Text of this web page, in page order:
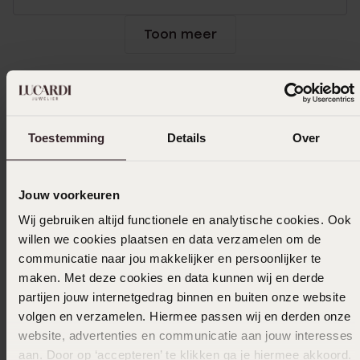
Toestemming Details Over
Jouw voorkeuren
Wij gebruiken altijd functionele en analytische cookies. Ook
willen we cookies plaatsen en data verzamelen om de
communicatie naar jou makkelijker en persoonlijker te
maken. Met deze cookies en data kunnen wij en derde
partijen jouw internetgedrag binnen en buiten onze website
volgen en verzamelen. Hiermee passen wij en derden onze
website, advertenties en communicatie aan jouw interesses
aan. Door op ‘accepteren’ te klikken ga je hiermee akkoord.
Toon meer
Ook leuk voor jou